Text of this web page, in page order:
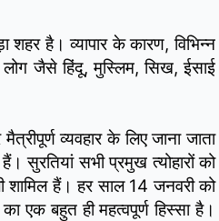
है। व्यापार के कारण, विभिन्न
जैसे हिंदू, मुस्लिम, सिख, ईसाई
व्यवहार के लिए जाना जाता
सभी प्रमुख त्योहारों को
शामिल हैं। हर साल 14 जनवरी को
एक बहुत ही महत्वपूर्ण हिस्सा है।